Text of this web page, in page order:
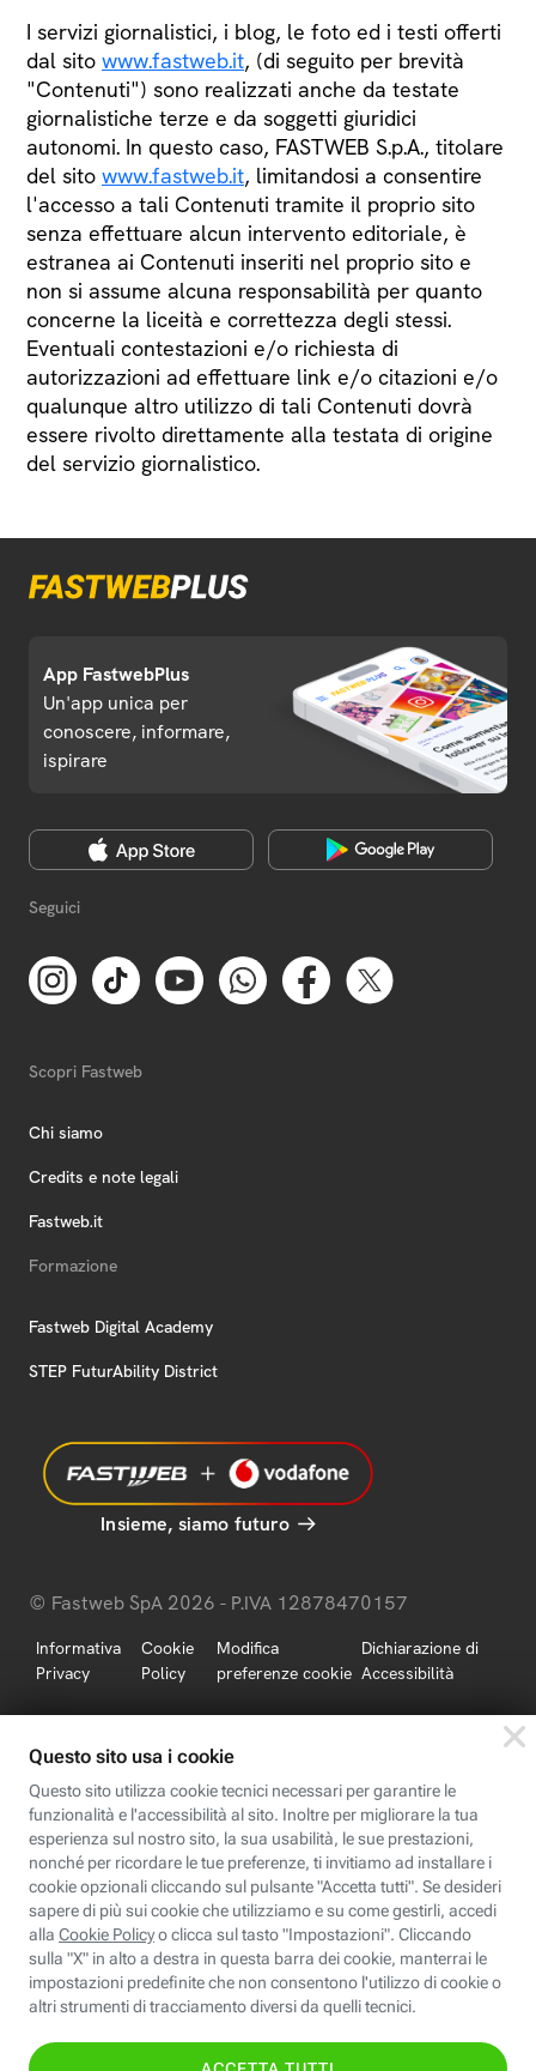
I servizi giornalistici, i blog, le foto ed i testi offerti
dal sito www.fastweb.it, (di seguito per brevità
"Contenuti") sono realizzati anche da testate
giornalistiche terze e da soggetti giuridici
autonomi. In questo caso, FASTWEB S.p.A., titolare
del sito www.fastweb.it, limitandosi a consentire
l'accesso a tali Contenuti tramite il proprio sito
senza effettuare alcun intervento editoriale, è
estranea ai Contenuti inseriti nel proprio sito e
non si assume alcuna responsabilità per quanto
concerne la liceità e correttezza degli stessi.
Eventuali contestazioni e/o richiesta di
autorizzazioni ad effettuare link e/o citazioni e/o
qualunque altro utilizzo di tali Contenuti dovrà
essere rivolto direttamente alla testata di origine
del servizio giornalistico.
App FastwebPlus
Un'app unica per
conoscere, informare,
ispirare
Seguici
Scopri Fastweb
Chi siamo
Credits e note legali
Fastweb.it
Formazione
Fastweb Digital Academy
STEP FuturAbility District
Insieme, siamo futuro
© Fastweb SpA 2026 - P.IVA 12878470157
Informativa
Privacy
Cookie
Policy
Modifica
preferenze cookie
Dichiarazione di
Accessibilità